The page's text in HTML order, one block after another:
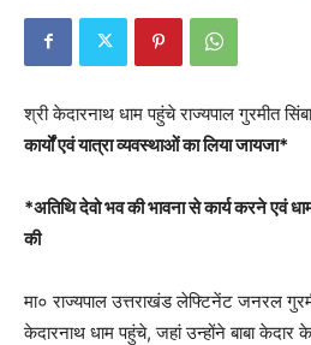
श्री केदारनाथ धाम पहुंचे राज्यपाल गुरमीत
कार्यों एवं यात्रा व्यवस्थाओं का लिया जायजा*
*अतिथि देवो भव की भावना से कार्य करने एवं
की
मा० राज्यपाल उत्तराखंड लेफ्टिनेंट जनरल
केदारनाथ धाम पहुंचे, जहां उन्होंने बाबा केदार